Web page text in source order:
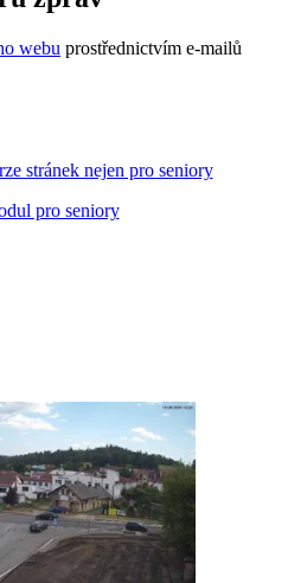
webu prostřednictvím e-mailů
stránek nejen pro seniory